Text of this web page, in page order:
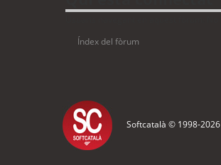
Índex del fòrum
Softcatalà © 1998-2026